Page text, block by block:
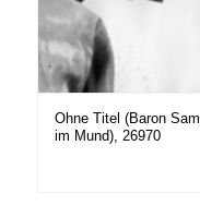
Ohne Titel (Baron
im Mund), 26970